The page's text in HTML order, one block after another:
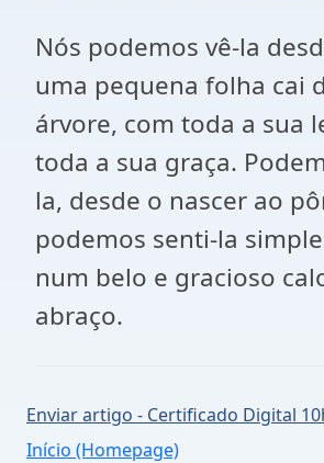
Nós podemos vê-la
uma pequena folha cai
árvore, com toda a sua
toda a sua graça.
la, desde o nascer ao
podemos senti-la
num belo e gracioso
abraço.
Enviar artigo - Certificado Digital
Início (Homepage)